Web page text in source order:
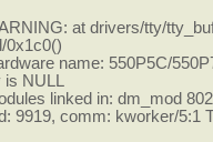
at drivers/tty/
0x1c0()
name: 550P5C/
NULL
linked in: dm_mod
9919, comm: kworker/